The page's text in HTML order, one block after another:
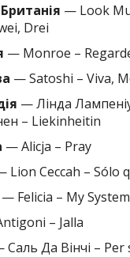
— Look
Drei
— Monroe –
— Satoshi – Viva,
— Лінда
– Liekinheitin
— Alicja – Pray
Lion Ceccah – Sólo
— Felicia – My System
– Jalla
Саль Да Вінчі – Per